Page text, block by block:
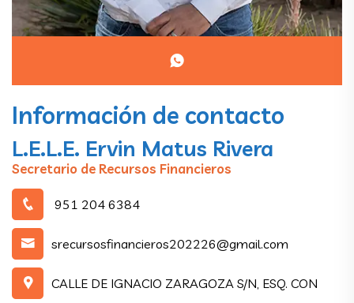
Información de contacto
L.E.L.E. Ervin Matus Rivera
Secretario de Recursos Financieros
951 204 6384
srecursosfinancieros202226@gmail.com
CALLE DE IGNACIO ZARAGOZA S/N, ESQ. CON